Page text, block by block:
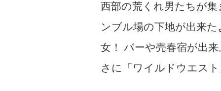
西部の荒くれ男たちが
ンブル場の下地が出来
女！ バーや売春宿が出
さに「ワイルドウエス